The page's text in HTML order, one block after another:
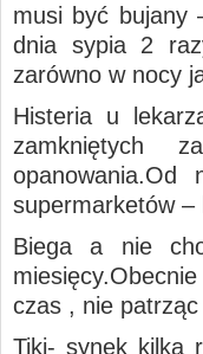
musi być
dnia sypia 2
zarówno w nocy
Histeria u
zamkniętych
opanowania.Od
supermarketów –
Biega a nie
czas , nie
Tiki- synek kilka